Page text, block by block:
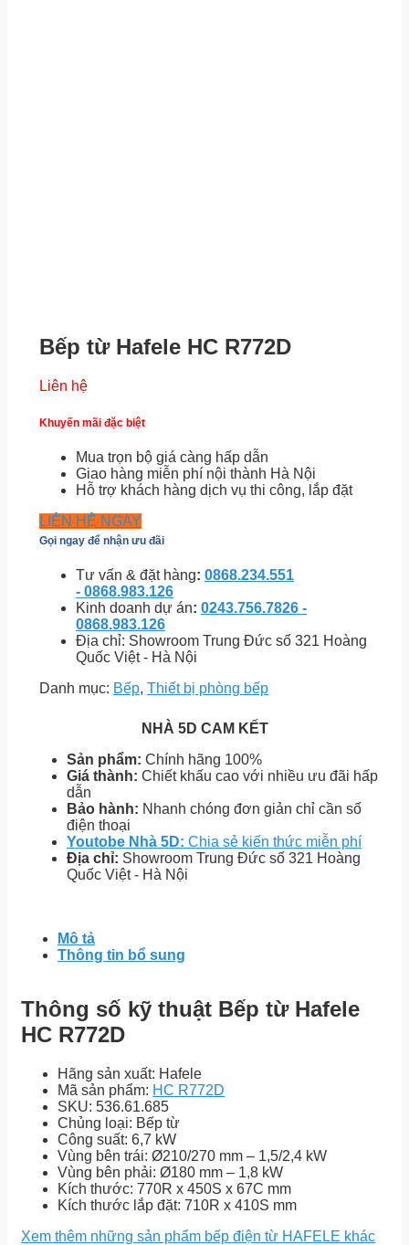
Bếp từ Hafele HC R772D
Liên hệ
Khuyến mãi đặc biệt
Mua trọn bộ giá càng hấp dẫn
Giao hàng miễn phí nội thành Hà Nội
Hỗ trợ khách hàng dịch vụ thi công, lắp đặt
LIÊN HỆ NGAY
Gọi ngay để nhận ưu đãi
Tư vấn & đặt hàng: 0868.234.551
- 0868.983.126
Kinh doanh dự án: 0243.756.7826 -
0868.983.126
Địa chỉ: Showroom Trung Đức số 321 Hoàng
Quốc Việt - Hà Nội
Danh mục: Bếp, Thiết bị phòng bếp
NHÀ 5D CAM KẾT
Sản phẩm: Chính hãng 100%
Giá thành: Chiết khấu cao với nhiều ưu đãi hấp
dẫn
Bảo hành: Nhanh chóng đơn giản chỉ cần số
điện thoại
Youtobe Nhà 5D: Chia sẻ kiến thức miễn phí
Địa chỉ: Showroom Trung Đức số 321 Hoàng
Quốc Việt - Hà Nội
Mô tả
Thông tin bổ sung
Thông số kỹ thuật Bếp từ Hafele
HC R772D
Hãng sản xuất: Hafele
Mã sản phẩm: HC R772D
SKU: 536.61.685
Chủng loại: Bếp từ
Công suất: 6,7 kW
Vùng bên trái: Ø210/270 mm – 1,5/2,4 kW
Vùng bên phải: Ø180 mm – 1,8 kW
Kích thước: 770R x 450S x 67C mm
Kích thước lắp đặt: 710R x 410S mm
Xem thêm những sản phẩm bếp điện từ HAFELE khác